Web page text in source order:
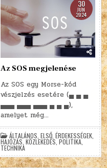
30
JÚN
2024
Az SOS megjelenése
Az SOS egy Morse-kód
vészjelzés esetére (▄ ▄ ▄
▄▄▄ ▄▄▄ ▄▄▄ ▄ ▄ ▄),
amelyet még…
ÁLTALÁNOS ,ELSŐ ,ÉRDEKESSÉGEK
HAJÓZÁS ,KÖZLEKEDÉS ,POLITIKA
TECHNIKA